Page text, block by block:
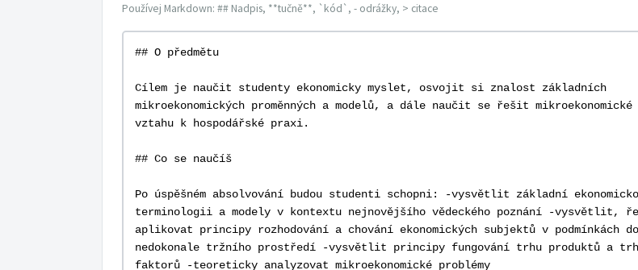
Používej Markdown: ## Nadpis, **tučně**, `kód`, - odrážky, > citace